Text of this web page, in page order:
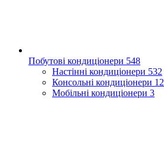
Побутові кондиціонери 548
Настінні кондиціонери 532
Консольні кондиціонери 12
Мобільні кондиціонери 3